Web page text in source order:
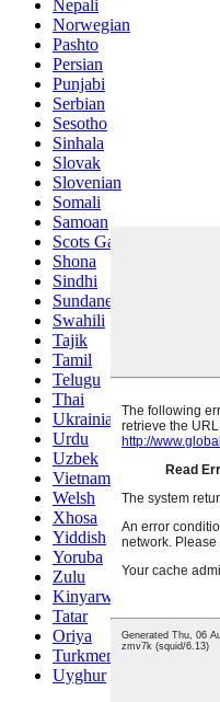
Nepali
Norwegian
Pashto
Persian
Punjabi
Serbian
Sesotho
Sinhala
Slovak
Slovenian
Somali
Samoan
Scots Gaelic
Shona
Sindhi
Sundanese
Swahili
Tajik
Tamil
Telugu
Thai
Ukrainian
Urdu
Uzbek
Vietnamese
Welsh
Xhosa
Yiddish
Yoruba
Zulu
Kinyarwanda
Tatar
Oriya
Turkmen
Uyghur